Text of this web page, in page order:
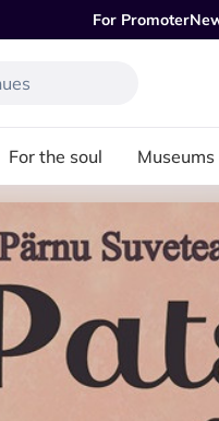
For Promoter
For the soul Museums